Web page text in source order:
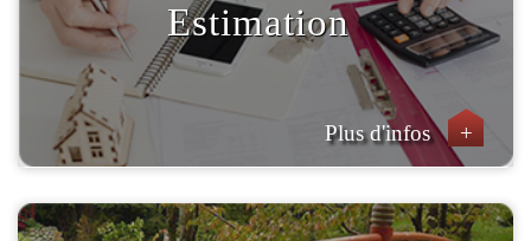
Estimation
Plus d'infos +